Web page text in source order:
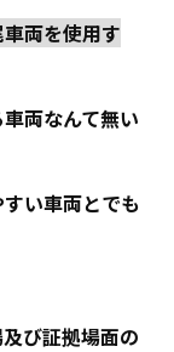
車両を使用す
両なんて無い
い車両とでも
び証拠場面の